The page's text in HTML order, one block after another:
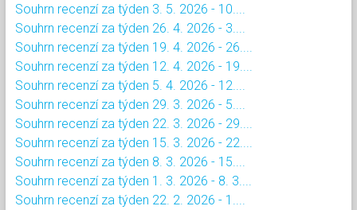
Souhrn recenzí za týden 3. 5. 2026 - 10....
Souhrn recenzí za týden 26. 4. 2026 - 3....
Souhrn recenzí za týden 19. 4. 2026 - 26....
Souhrn recenzí za týden 12. 4. 2026 - 19....
Souhrn recenzí za týden 5. 4. 2026 - 12....
Souhrn recenzí za týden 29. 3. 2026 - 5....
Souhrn recenzí za týden 22. 3. 2026 - 29....
Souhrn recenzí za týden 15. 3. 2026 - 22....
Souhrn recenzí za týden 8. 3. 2026 - 15....
Souhrn recenzí za týden 1. 3. 2026 - 8. 3....
Souhrn recenzí za týden 22. 2. 2026 - 1....